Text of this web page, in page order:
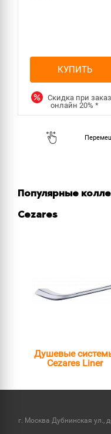
КУПИТЬ
Скидка при
онлайн20%*
Популярные
Cezares
Душевые
Cezares Liner
г. Москва Дубнинская ул.,